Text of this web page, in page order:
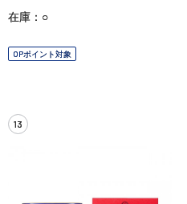
在庫：○
OPポイント対象
13